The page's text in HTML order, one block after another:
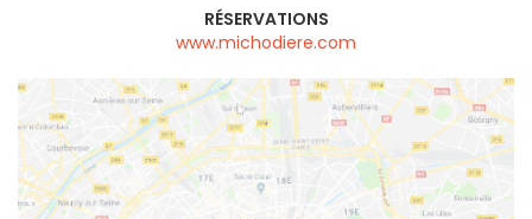
RÉSERVATIONS
www.michodiere.com